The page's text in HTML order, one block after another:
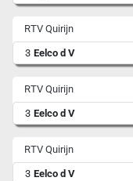
RTV Quirijn
3 Eelco d V
RTV Quirijn
3 Eelco d V
RTV Quirijn
3 Eelco d V